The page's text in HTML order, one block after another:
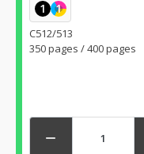
1 1
C512/513
350 pages / 400 pages
